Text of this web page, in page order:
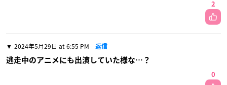
2
2024年5月29日 at 6:55 PM 返信
逃走中のアニメにも出演していた様な…？
0